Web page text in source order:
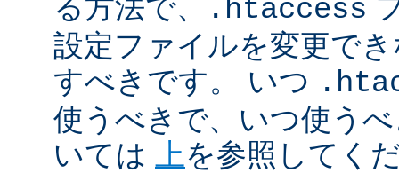
る方法で、
.htaccess
設定ファイルを変更で
すべきです。 いつ
使うべきで、いつ使う
いては
上 を参照してく